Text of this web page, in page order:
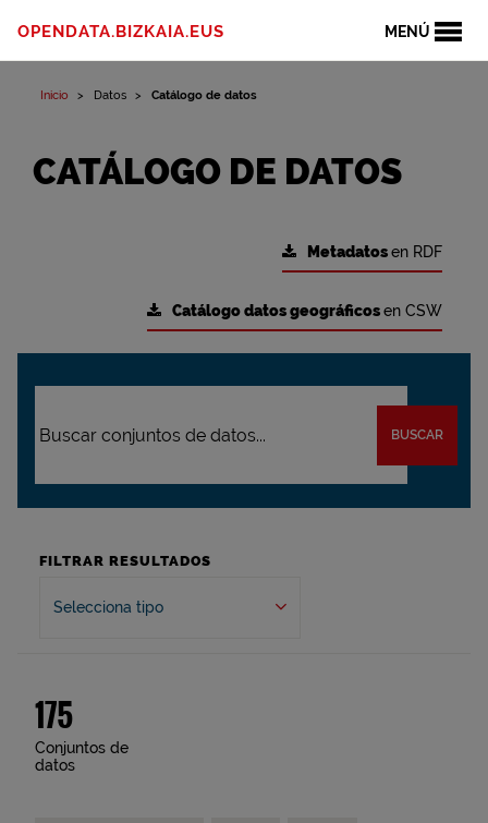
MENÚ
OPENDATA.BIZKAIA.EUS
Inicio Datos Catálogo de datos
CATÁLOGO DE DATOS
Metadatosen RDF
Catálogo datos geográficosen CSW
BUSCAR
FILTRAR RESULTADOS
Selecciona tipo
175
Conjuntos de
datos